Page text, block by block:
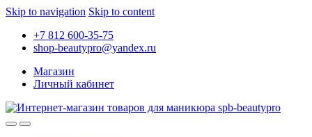
Skip to navigation Skip to content
+7 812 600-35-75
shop-beautypro@yandex.ru
Магазин
Личный кабинет